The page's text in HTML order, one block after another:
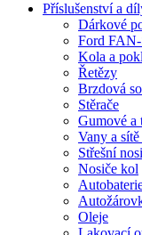
Příslušenství a
Dárkové
Ford
Kola a
Řetězy
Brzdová
Stěrače
Gumové a
Vany a
Střešní
Nosiče kol
Oleje